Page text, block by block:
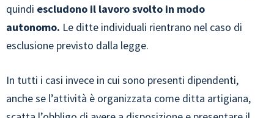
quindi escludono il lavoro svolto in modo
autonomo. Le ditte individuali rientrano nel caso di
esclusione previsto dalla legge.
In tutti i casi invece in cui sono presenti dipendenti,
anche se l’attività è organizzata come ditta artigiana,